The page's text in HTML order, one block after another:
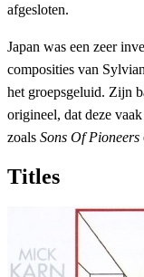
afgesloten.
Japan was een zeer
composities van
het groepsgeluid. Zijn
origineel, dat deze
zoals Sons Of Pioneers
Titles